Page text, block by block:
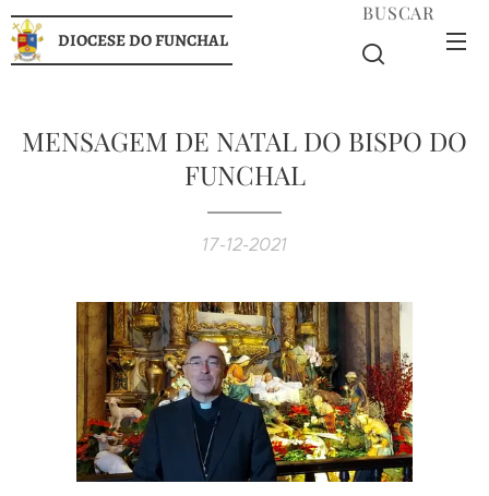
DIOCESE DO FUNCHAL
BUSCAR
MENSAGEM DE NATAL DO BISPO DO
FUNCHAL
17-12-2021